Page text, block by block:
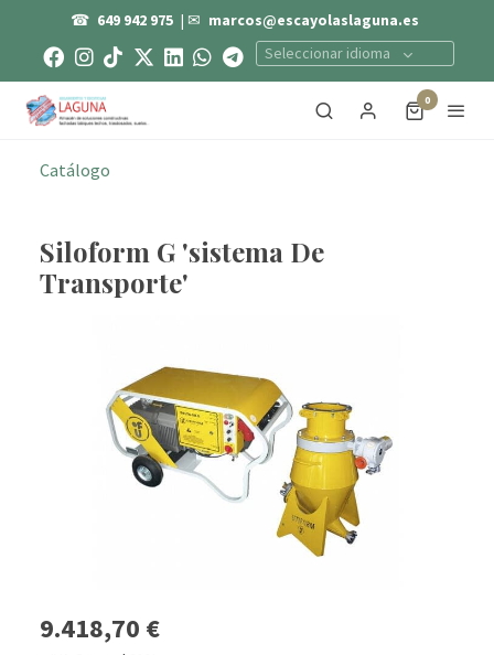
☎ 649 942 975 | ✉ marcos@escayolaslaguna.es
Seleccionar idioma
0
Catálogo
Siloform G 'sistema De
Transporte'
9.418,70 €